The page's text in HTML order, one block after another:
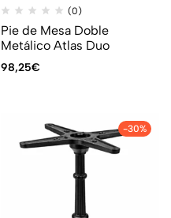
(0)
Pie de Mesa Doble
Metálico Atlas Duo
98,25€
-30%